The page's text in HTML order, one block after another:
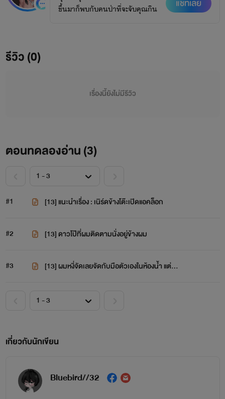
ขึ้นมาก็พบกับคนป่าที่จะจับคุณกิน
แชทเลย
รีวิว (0)
เรื่องนี้ยังไม่มีรีวิว
ตอนทดลองอ่าน (3)
#1 [13] แนะนำเรื่อง : เนิร์ดข้างโต๊ะเปิดแอคล็อก
#2 [13] ดาวโป๊ที่ผมติดตามนั่งอยู่ข้างผม
#3 [13] ผมหงี่จัดเลยจัดกับมือตัวเองในห้องน้ำ แต่…
เกี่ยวกับนักเขียน
Bluebird//32